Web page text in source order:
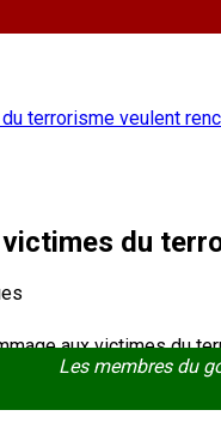
terrorisme veulent
du
Les membres du